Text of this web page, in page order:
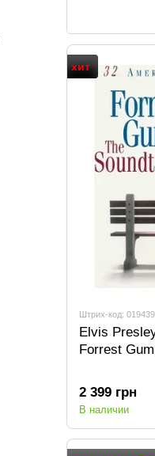
хит
Штрих-код:
Elvis
Forrest
2 399 грн
В наличии